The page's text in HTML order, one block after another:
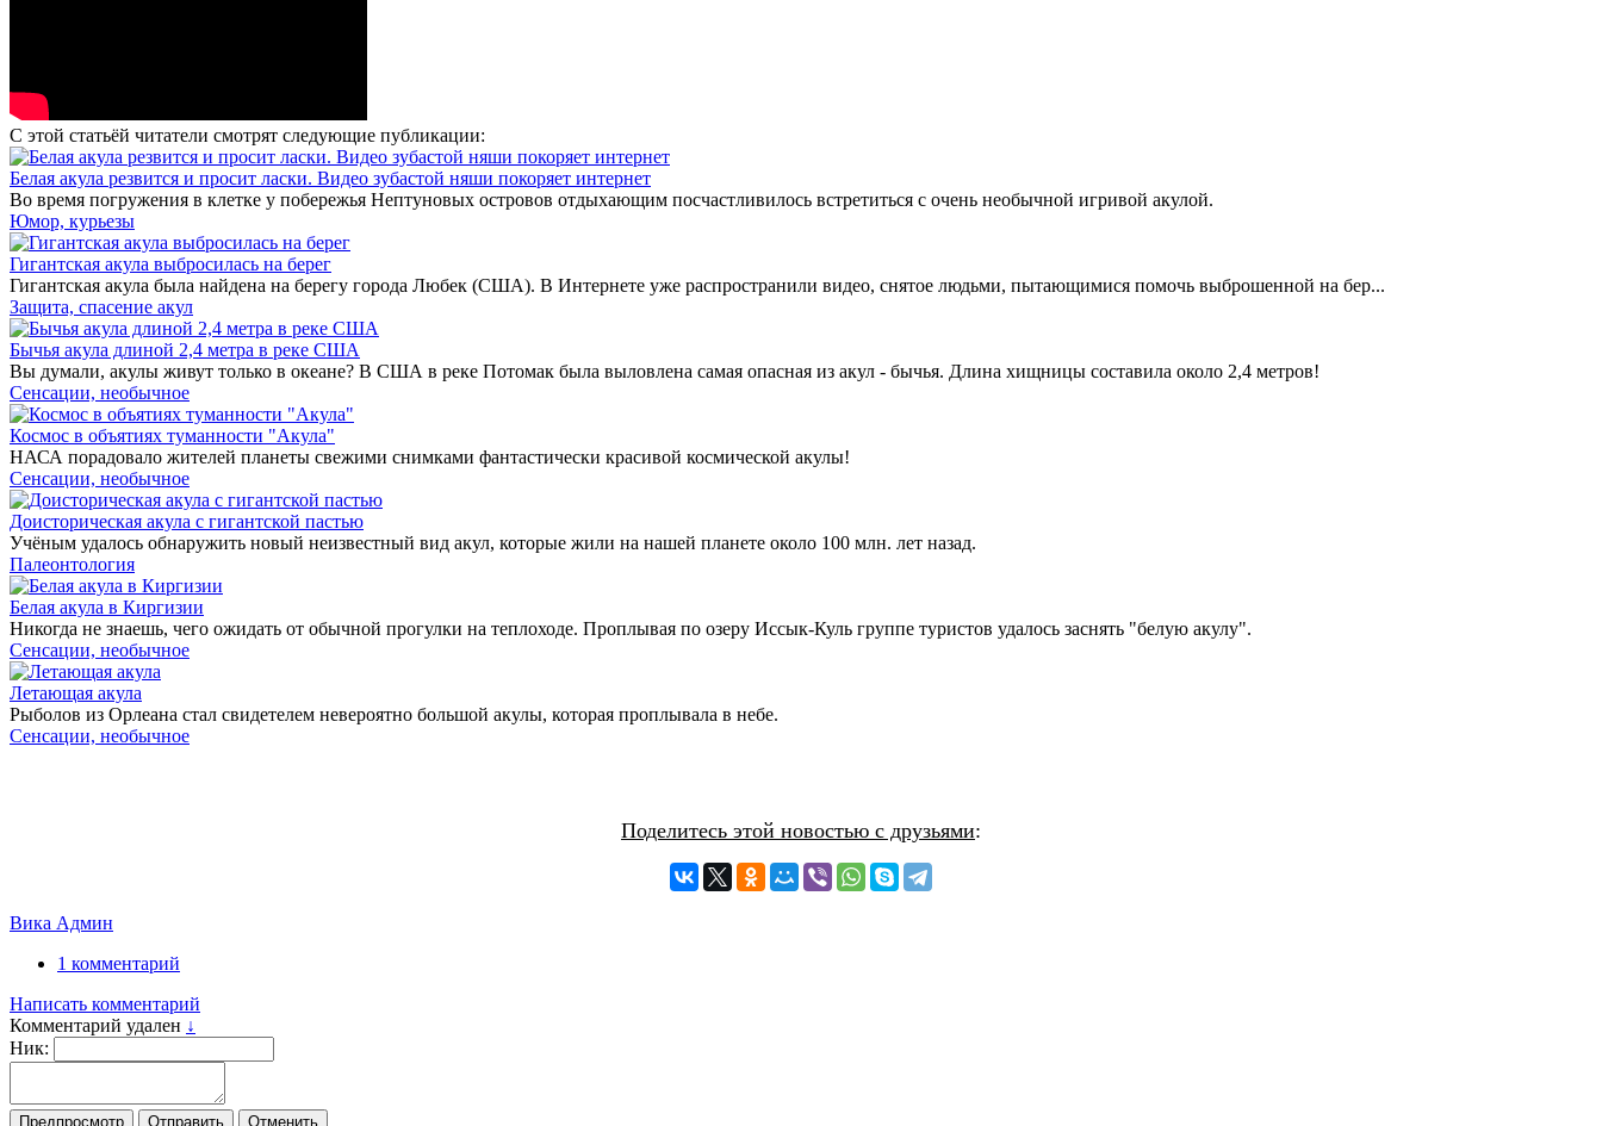
С этой статьёй читатели смотрят следующие публикации:
Белая акула резвится и просит ласки. Видео зубастой няши покоряет интернет
Во время погружения в клетке у побережья Нептуновых островов отдыхающим посчастливилось встретиться с очень необычной игривой акулой.
Юмор, курьезы
Гигантская акула выбросилась на берег
Гигантская акула была найдена на берегу города Любек (США). В Интернете уже распространили видео, снятое людьми, пытающимися помочь выброшенной на бер...
Защита, спасение акул
Бычья акула длиной 2,4 метра в реке США
Вы думали, акулы живут только в океане? В США в реке Потомак была выловлена самая опасная из акул - бычья. Длина хищницы составила около 2,4 метров!
Сенсации, необычное
Космос в объятиях туманности "Акула"
НАСА порадовало жителей планеты свежими снимками фантастически красивой космической акулы!
Сенсации, необычное
Доисторическая акула с гигантской пастью
Учёным удалось обнаружить новый неизвестный вид акул, которые жили на нашей планете около 100 млн. лет назад.
Палеонтология
Белая акула в Киргизии
Никогда не знаешь, чего ожидать от обычной прогулки на теплоходе. Проплывая по озеру Иссык-Куль группе туристов удалось заснять "белую акулу".
Сенсации, необычное
Летающая акула
Рыболов из Орлеана стал свидетелем невероятно большой акулы, которая проплывала в небе.
Сенсации, необычное
Поделитесь этой новостью с друзьями:
Вика Админ
1 комментарий
Написать комментарий
Комментарий удален ↓
Ник: